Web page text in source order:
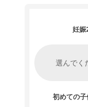
妊娠
初めての